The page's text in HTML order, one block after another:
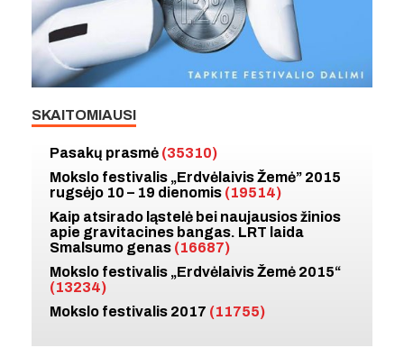
SKAITOMIAUSI
Pasakų prasmė (35310)
Mokslo festivalis „Erdvėlaivis Žemė” 2015
rugsėjo 10 – 19 dienomis (19514)
Kaip atsirado ląstelė bei naujausios žinios
apie gravitacines bangas. LRT laida
Smalsumo genas (16687)
Mokslo festivalis „Erdvėlaivis Žemė 2015“
(13234)
Mokslo festivalis 2017 (11755)